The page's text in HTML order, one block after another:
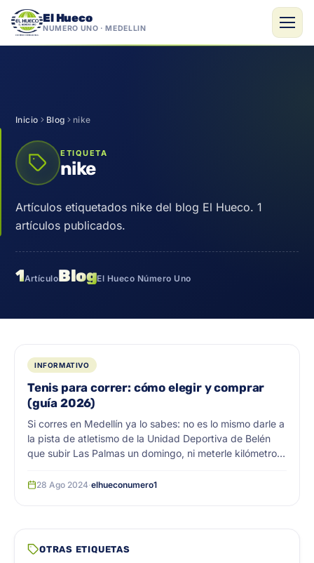
El Hueco
NÚMERO UNO · MEDELLÍN
Inicio Blog nike
ETIQUETA
nike
Artículos etiquetados nike del blog El Hueco. 1
artículos publicados.
1ArtículoBlogEl Hueco Número Uno
INFORMATIVO
Tenis para correr: cómo elegir y comprar
(guía 2026)
Si corres en Medellín ya lo sabes: no es lo mismo darle a
la pista de atletismo de la Unidad Deportiva de Belén
que subir Las Palmas un domingo, ni meterle kilómetros
compra los primeros tenis bonitos que ve y a las tres
label="Leer más sobre Tenis para correr: cómo elegir y
comprar (guía 2026)">Leer más</a>
28 Ago 2024·elhueconumero1
OTRAS ETIQUETAS